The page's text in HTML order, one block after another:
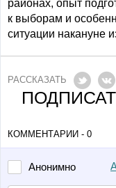
районах, опыт
к выборам и
ситуации накануне
РАССКАЗАТЬ
КОММЕНТАРИИ - 0
Анонимно